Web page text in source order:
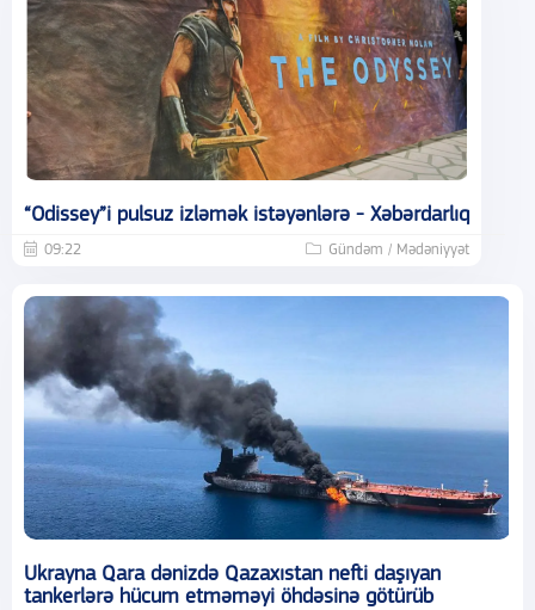
“Odissey”i pulsuz izləmək istəyənlərə - Xəbərdarlıq
09:22 Gündəm / Mədəniyyət
Ukrayna Qara dənizdə Qazaxıstan nefti daşıyan
tankerlərə hücum etməməyi öhdəsinə götürüb